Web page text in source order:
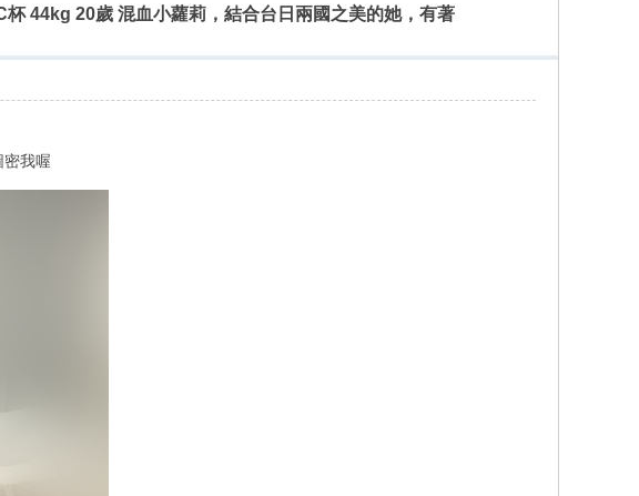
杯 44kg 20歲 混血小蘿莉，結合台日兩國之美的她，有著
密我喔